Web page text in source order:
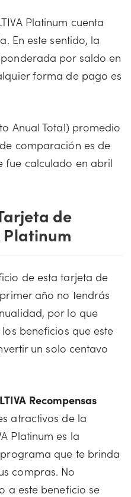
Platinum cuenta
En este sentido, la
por saldo en
forma de pago es
Anual Total) promedio
comparación es de
fue calculado en abril
de
Platinum
de esta tarjeta de
año no tendrás
por lo que
beneficios que este
un solo centavo
Recompensas
atractivos de la
Platinum es la
que te brinda
compras. No
a este beneficio se